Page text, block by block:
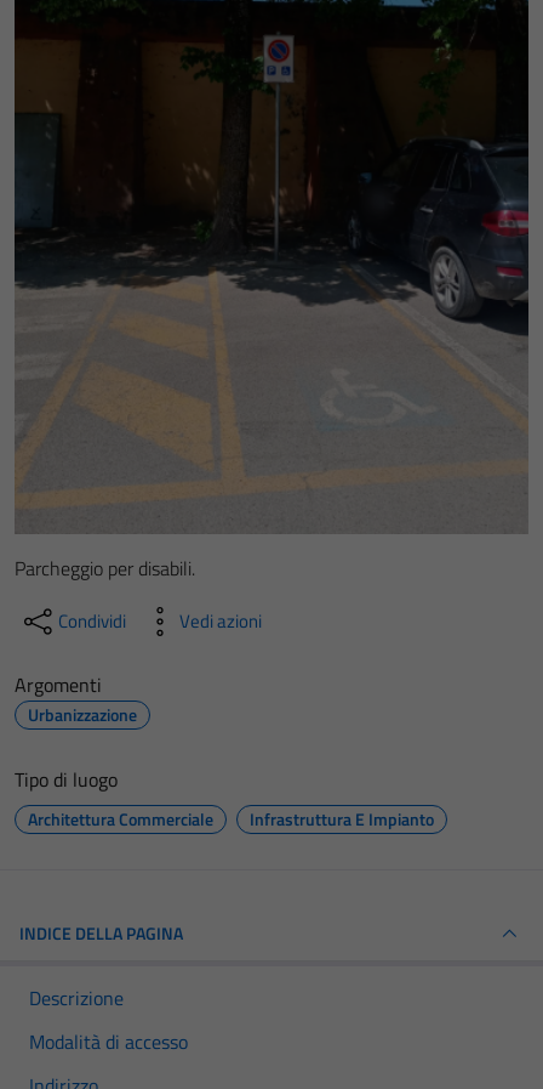
Parcheggio per disabili.
Condividi Vedi azioni
Argomenti
Urbanizzazione
Tipo di luogo
Architettura Commerciale Infrastruttura E Impianto
INDICE DELLA PAGINA
Descrizione
Modalità di accesso